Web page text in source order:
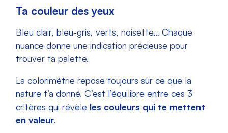
Ta couleur des yeux
Bleu clair, bleu-gris, verts, noisette… Chaque
nuance donne une indication précieuse pour
trouver ta palette.
La colorimétrie repose toujours sur ce que la
nature t’a donné. C’est l’équilibre entre ces 3
critères qui révèle les couleurs qui te mettent
en valeur.